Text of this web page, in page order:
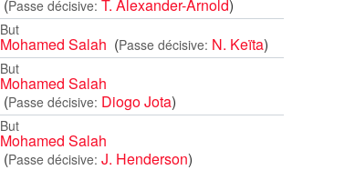
(Passe décisive: T. Alexander-Arnold)
But
Mohamed Salah (Passe décisive: N. Keïta)
But
Mohamed Salah
(Passe décisive: Diogo Jota)
But
Mohamed Salah
(Passe décisive: J. Henderson)